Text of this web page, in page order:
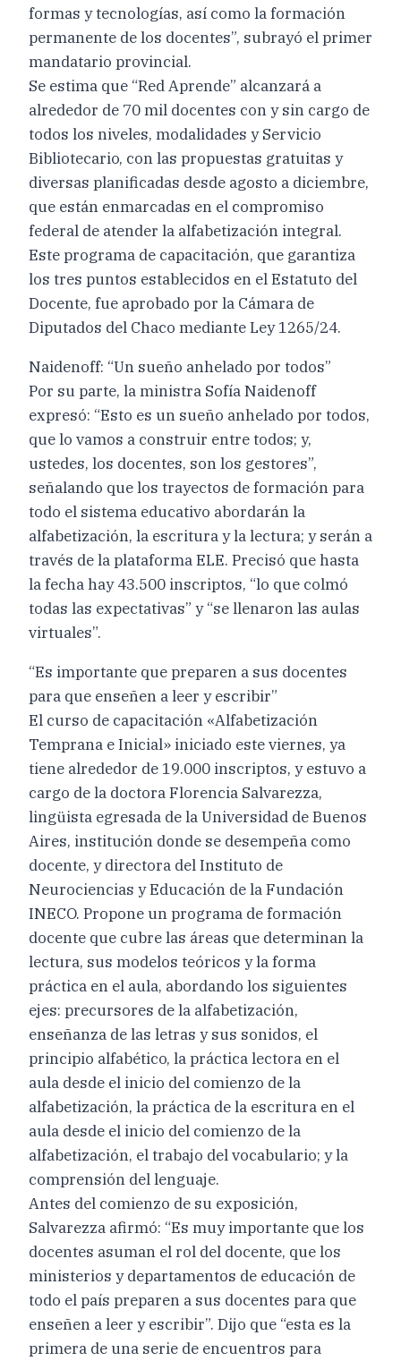
formas y tecnologías, así como la formación
permanente de los docentes”, subrayó el primer
mandatario provincial.
Se estima que “Red Aprende” alcanzará a
alrededor de 70 mil docentes con y sin cargo de
todos los niveles, modalidades y Servicio
Bibliotecario, con las propuestas gratuitas y
diversas planificadas desde agosto a diciembre,
que están enmarcadas en el compromiso
federal de atender la alfabetización integral.
Este programa de capacitación, que garantiza
los tres puntos establecidos en el Estatuto del
Docente, fue aprobado por la Cámara de
Diputados del Chaco mediante Ley 1265/24.
Naidenoff: “Un sueño anhelado por todos”
Por su parte, la ministra Sofía Naidenoff
expresó: “Esto es un sueño anhelado por todos,
que lo vamos a construir entre todos; y,
ustedes, los docentes, son los gestores”,
señalando que los trayectos de formación para
todo el sistema educativo abordarán la
alfabetización, la escritura y la lectura; y serán a
través de la plataforma ELE. Precisó que hasta
la fecha hay 43.500 inscriptos, “lo que colmó
todas las expectativas” y “se llenaron las aulas
virtuales”.
“Es importante que preparen a sus docentes
para que enseñen a leer y escribir”
El curso de capacitación «Alfabetización
Temprana e Inicial» iniciado este viernes, ya
tiene alrededor de 19.000 inscriptos, y estuvo a
cargo de la doctora Florencia Salvarezza,
lingüista egresada de la Universidad de Buenos
Aires, institución donde se desempeña como
docente, y directora del Instituto de
Neurociencias y Educación de la Fundación
INECO. Propone un programa de formación
docente que cubre las áreas que determinan la
lectura, sus modelos teóricos y la forma
práctica en el aula, abordando los siguientes
ejes: precursores de la alfabetización,
enseñanza de las letras y sus sonidos, el
principio alfabético, la práctica lectora en el
aula desde el inicio del comienzo de la
alfabetización, la práctica de la escritura en el
aula desde el inicio del comienzo de la
alfabetización, el trabajo del vocabulario; y la
comprensión del lenguaje.
Antes del comienzo de su exposición,
Salvarezza afirmó: “Es muy importante que los
docentes asuman el rol del docente, que los
ministerios y departamentos de educación de
todo el país preparen a sus docentes para que
enseñen a leer y escribir”. Dijo que “esta es la
primera de una serie de encuentros para